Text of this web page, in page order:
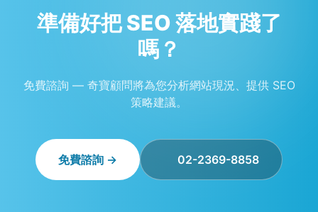
準備好把 SEO 落地實踐了
嗎？
免費諮詢 — 奇寶顧問將為您分析網站現況、提供 SEO
策略建議。
免費諮詢 → 02-2369-8858